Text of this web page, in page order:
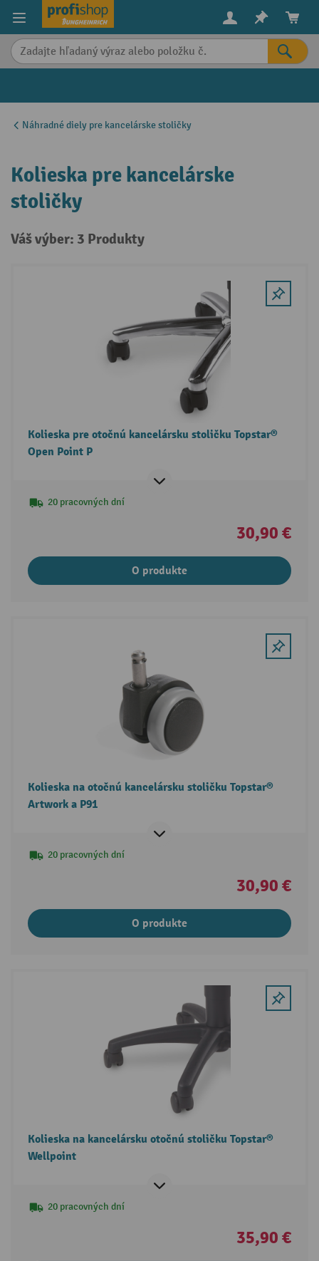
content
Náhradné diely pre kancelárske stoličky
Kolieska pre kancelárske
stoličky
Váš výber: 3 Produkty
Kolieska pre otočnú kancelársku stoličku Topstar®
Open Point P
20 pracovných dní
30,90 €
O produkte
Kolieska na otočnú kancelársku stoličku Topstar®
Artwork a P91
20 pracovných dní
30,90 €
O produkte
Kolieska na kancelársku otočnú stoličku Topstar®
Wellpoint
20 pracovných dní
35,90 €